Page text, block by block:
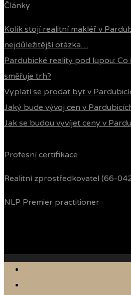
Články
Kolik stojí realitní makléř v
nejdůležitější otázka…
Pardubické reality pod lupou: Co
směřuje trh?
Vyplatí se prodat byt v
Jaký bude vývoj cen v
Jak se budou vyvíjet ceny v
Profesní certifikace
Realitní zprostředkovatel (66-
NLP Premier practitioner